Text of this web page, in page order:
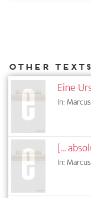
Eine
In:
[…
In: